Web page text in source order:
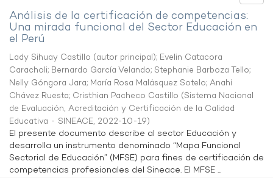
Análisis de la certificación de competencias:
Una mirada funcional del Sector Educación en
el Perú
Lady Sihuay Castillo (autor principal); Evelin Catacora
Caracholi; Bernardo García Velando; Stephanie Barboza Tello;
Nelly Góngora Jara; María Rosa Malásquez Sotelo; Anahí
Chávez Ruesta; Cristhian Pacheco Castillo (Sistema Nacional
de Evaluación, Acreditación y Certificación de la Calidad
Educativa - SINEACE, 2022-10-19)
El presente documento describe al sector Educación y
desarrolla un instrumento denominado “Mapa Funcional
Sectorial de Educación” (MFSE) para fines de certificación de
competencias profesionales del Sineace. El MFSE ...